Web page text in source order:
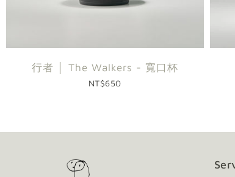
行者 │ The Walkers - 寬口杯
NT$650